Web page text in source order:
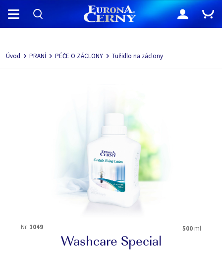
Navigácia
Úvod PRANÍ PÉČE O ZÁCLONY Tužidlo na záclony
Nr. 1049 500 ml
Washcare Special